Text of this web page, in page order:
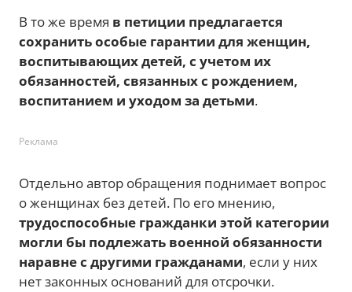
В то же время в петиции предлагается
сохранить особые гарантии для женщин,
воспитывающих детей, с учетом их
обязанностей, связанных с рождением,
воспитанием и уходом за детьми.
Реклама
Отдельно автор обращения поднимает вопрос
о женщинах без детей. По его мнению,
трудоспособные гражданки этой категории
могли бы подлежать военной обязанности
наравне с другими гражданами, если у них
нет законных оснований для отсрочки.